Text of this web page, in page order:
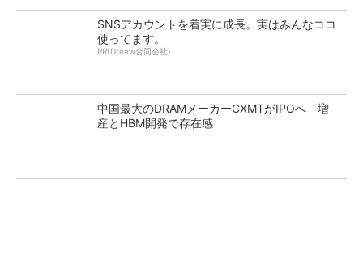
SNSアカウントを着実に成長。実はみんなココ
使ってます。
PR(Dreaw合同会社)
中国最大のDRAMメーカーCXMTがIPOへ 増
産とHBM開発で存在感